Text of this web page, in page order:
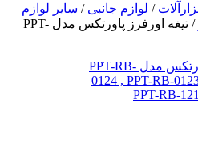
/ لوازم جانبی / سایر لوازم
/
تیغه اورفرز پاورتکس مدل PPT-